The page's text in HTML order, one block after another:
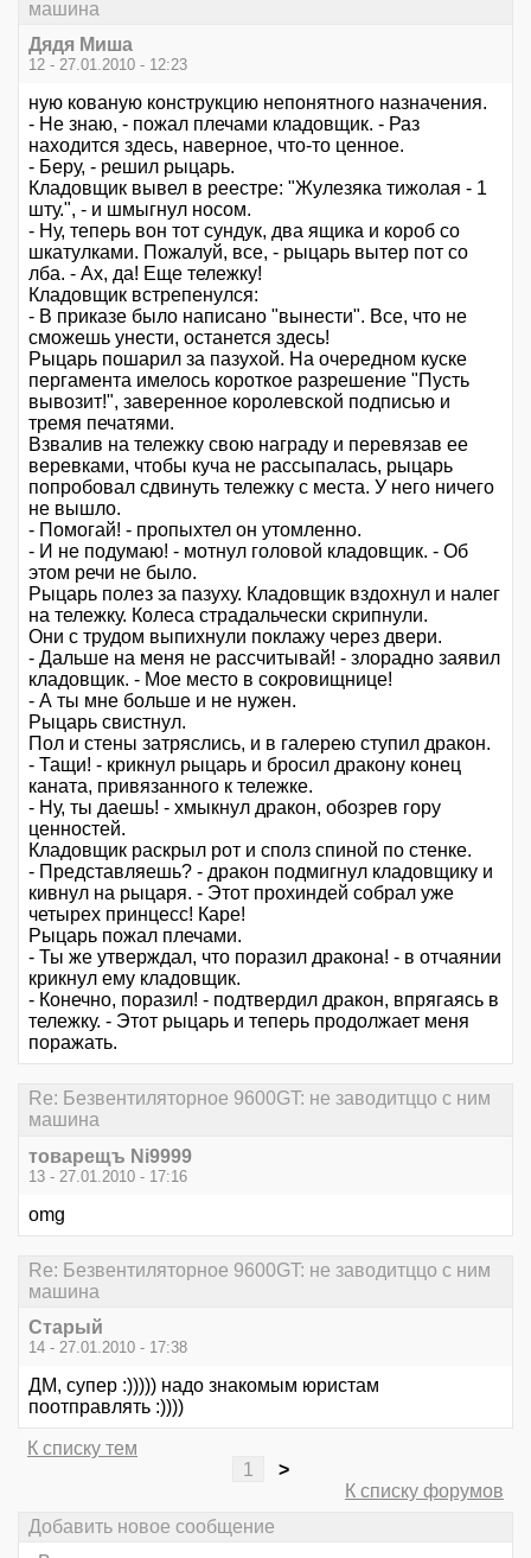
машина
Дядя Миша
12 - 27.01.2010 - 12:23
ную кованую конструкцию непонятного назначения.
- Не знаю, - пожал плечами кладовщик. - Раз
находится здесь, наверное, что-то ценное.
- Беру, - решил рыцарь.
Кладовщик вывел в реестре: "Жулезяка тижолая - 1
шту.", - и шмыгнул носом.
- Ну, теперь вон тот сундук, два ящика и короб со
шкатулками. Пожалуй, все, - рыцарь вытер пот со
лба. - Ах, да! Еще тележку!
Кладовщик встрепенулся:
- В приказе было написано "вынести". Все, что не
сможешь унести, останется здесь!
Рыцарь пошарил за пазухой. На очередном куске
пергамента имелось короткое разрешение "Пусть
вывозит!", заверенное королевской подписью и
тремя печатями.
Взвалив на тележку свою награду и перевязав ее
веревками, чтобы куча не рассыпалась, рыцарь
попробовал сдвинуть тележку с места. У него ничего
не вышло.
- Помогай! - пропыхтел он утомленно.
- И не подумаю! - мотнул головой кладовщик. - Об
этом речи не было.
Рыцарь полез за пазуху. Кладовщик вздохнул и налег
на тележку. Колеса страдальчески скрипнули.
Они с трудом выпихнули поклажу через двери.
- Дальше на меня не рассчитывай! - злорадно заявил
кладовщик. - Мое место в сокровищнице!
- А ты мне больше и не нужен.
Рыцарь свистнул.
Пол и стены затряслись, и в галерею ступил дракон.
- Тащи! - крикнул рыцарь и бросил дракону конец
каната, привязанного к тележке.
- Ну, ты даешь! - хмыкнул дракон, обозрев гору
ценностей.
Кладовщик раскрыл рот и сполз спиной по стенке.
- Представляешь? - дракон подмигнул кладовщику и
кивнул на рыцаря. - Этот прохиндей собрал уже
четырех принцесс! Каре!
Рыцарь пожал плечами.
- Ты же утверждал, что поразил дракона! - в отчаянии
крикнул ему кладовщик.
- Конечно, поразил! - подтвердил дракон, впрягаясь в
тележку. - Этот рыцарь и теперь продолжает меня
поражать.
Re: Безвентиляторное 9600GT: не заводитццо с ним
машина
товарещъ Ni9999
13 - 27.01.2010 - 17:16
omg
Re: Безвентиляторное 9600GT: не заводитццо с ним
машина
Старый
14 - 27.01.2010 - 17:38
ДМ, супер :))))) надо знакомым юристам
поотправлять :))))
К списку тем
1
>
К списку форумов
Добавить новое сообщение